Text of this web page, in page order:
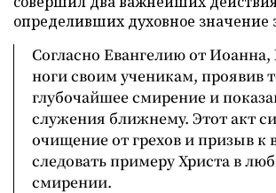
определивших духовное значение
Согласно Евангелию от
ноги своим ученикам, проявив
глубочайшее смирение и
служения ближнему. Этот акт
очищение от грехов и призыв
следовать примеру Христа в
смирении.